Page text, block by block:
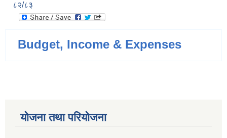
८२/८३
Budget, Income & Expenses
योजना तथा परियोजना